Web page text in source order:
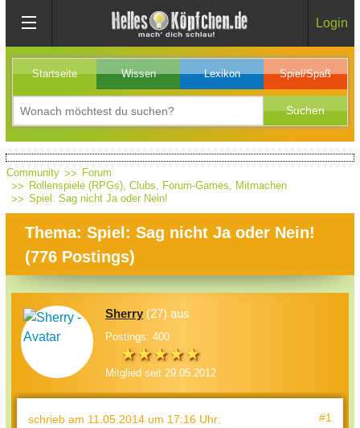
Login
Startseite Wissen Lexikon Spiel/Spaß
Community
Forum
Rollenspiele (RPGs), Clubs, Forum-Games, Mitmachen
Spiel: Sag nicht Ja oder Nein!
Thema: Spiel: Sag nicht Ja oder Nein!
(776 Postings)
Sherry (27) aus
Postings: 400
Mitglied seit 29.05.2012
schrieb am 11.05.2014 um 17:16 Uhr: #1